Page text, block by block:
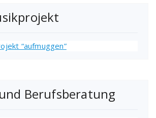
Berufsberatung